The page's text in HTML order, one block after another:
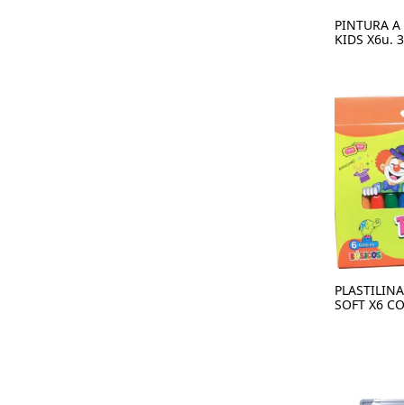
PINTURA A
KIDS X6u.
SOFT X6